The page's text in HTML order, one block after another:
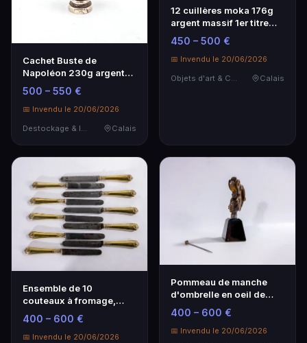
Cachet Buste de
Napoléon 230g argent
massif Poinçon Minerve
…
500 – 550 €
📅 Invendu le 20/06/2026
Calais
12 cuillères moka 176g
argent massif 1er titre
poinçon Miner…
450 – 500 €
📅 Invendu le 20/06/2026
Calais
Ensemble de 10
couteaux à fromage,
manches en vermeille et
l…
400 – 600 €
📅 Invendu le 20/06/2026
Pommeau de manche
d'ombrelle en oeil de
tigre, gravé d'un pr…
400 – 600 €
📅 Invendu le 20/06/2026